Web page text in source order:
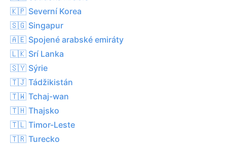
🇰🇵 Severní Korea
🇸🇬 Singapur
🇦🇪 Spojené arabské emiráty
🇱🇰 Srí Lanka
🇸🇾 Sýrie
🇹🇯 Tádžikistán
🇹🇼 Tchaj-wan
🇹🇭 Thajsko
🇹🇱 Timor-Leste
🇹🇷 Turecko